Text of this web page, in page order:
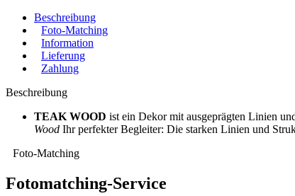
Beschreibung
Foto-Matching
Information
Lieferung
Zahlung
Beschreibung
TEAK WOOD ist ein Dekor mit ausgeprägten Linien
Wood Ihr perfekter Begleiter: Die starken Linien und
Foto-Matching
Fotomatching-Service